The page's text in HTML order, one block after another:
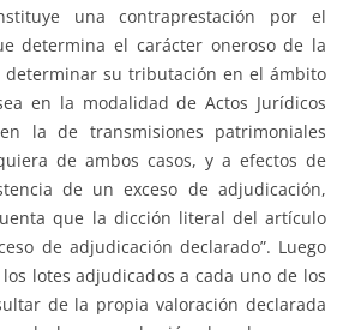
una contraprestación por el
determina el carácter oneroso de la
determinar su tributación en el ámbito
en la modalidad de Actos Jurídicos
la de transmisiones patrimoniales
de ambos casos, y a efectos de
de un exceso de adjudicación,
que la dicción literal del artículo
de adjudicación declarado”. Luego
lotes adjudicados a cada uno de los
de la propia valoración declarada